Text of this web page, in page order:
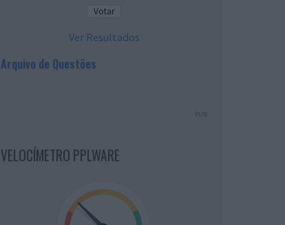
Ver Resultados
Arquivo de Questões
PUB
VELOCÍMETRO PPLWARE